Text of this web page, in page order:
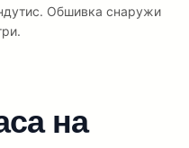
Обшивка снаружи
на